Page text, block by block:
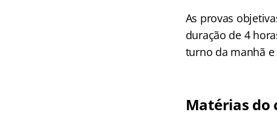
As provas
duração de 4
turno da manhã
Matérias do